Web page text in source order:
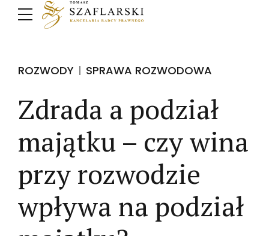
ROZWODY SPRAWA ROZWODOWA
Zdrada a podział
majątku – czy wina
przy rozwodzie
wpływa na podział